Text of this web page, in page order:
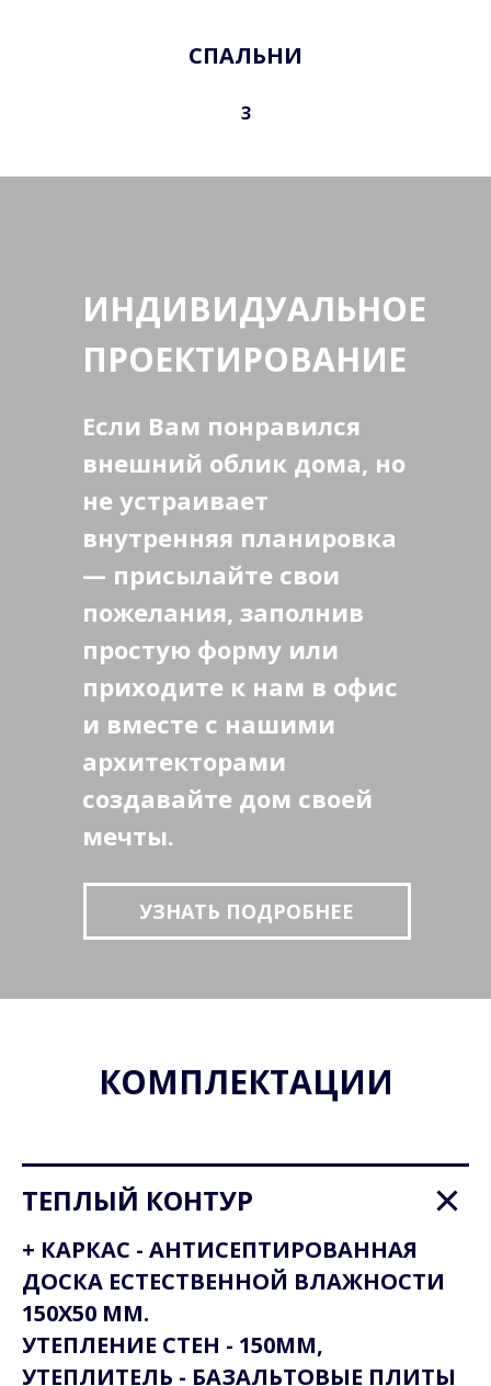
СПАЛЬНИ
3
УЗНАТЬ ПОДРОБНЕЕ
Если Вам понравился
внешний облик дома, но
не устраивает
внутренняя планировка
— присылайте свои
пожелания, заполнив
простую форму или
приходите к нам в офис
и вместе с нашими
архитекторами
создавайте дом своей
мечты.
ИНДИВИДУАЛЬНОЕ
ПРОЕКТИРОВАНИЕ
КОМПЛЕКТАЦИИ
ТЕПЛЫЙ КОНТУР
+ КАРКАС - АНТИСЕПТИРОВАННАЯ
ДОСКА ЕСТЕСТВЕННОЙ ВЛАЖНОСТИ
150Х50 ММ.
УТЕПЛЕНИЕ СТЕН - 150ММ,
УТЕПЛИТЕЛЬ - БАЗАЛЬТОВЫЕ ПЛИТЫ